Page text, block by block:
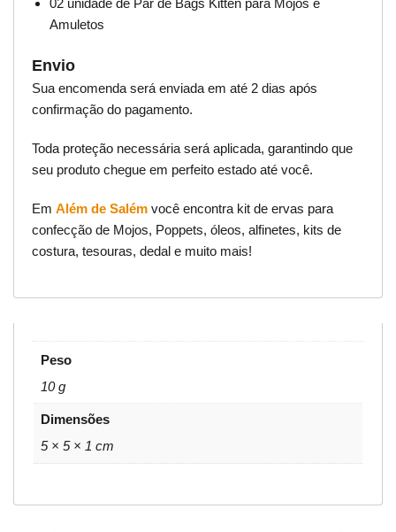
02 unidade de Par de Bags Kitten para Mojos e
Amuletos
Envio
Sua encomenda será enviada em até 2 dias após
confirmação do pagamento.
Toda proteção necessária será aplicada, garantindo que
seu produto chegue em perfeito estado até você.
Em Além de Salém você encontra kit de ervas para
confecção de Mojos, Poppets, óleos, alfinetes, kits de
costura, tesouras, dedal e muito mais!
Peso
10 g
Dimensões
5 × 5 × 1 cm